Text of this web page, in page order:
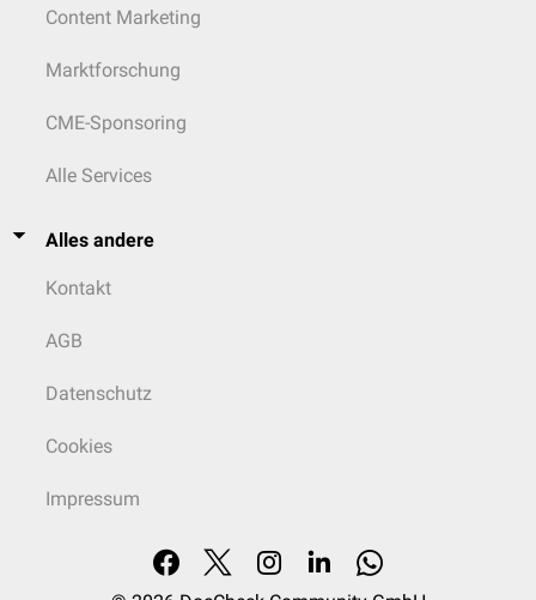
Content Marketing
Marktforschung
CME-Sponsoring
Alle Services
Alles andere
Kontakt
AGB
Datenschutz
Cookies
Impressum